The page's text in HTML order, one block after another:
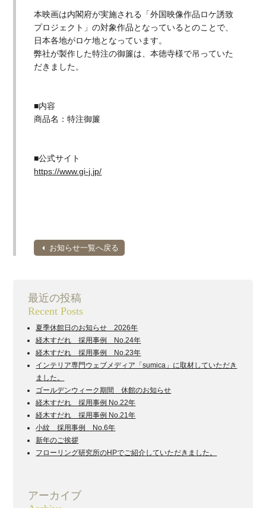
本映画は内閣府が実施される「外国映像作品ロケ誘致
プロジェクト」の対象作品となっているとのことで、
日本各地がロケ地となっています。
弊社が製作した特注の御簾は、本徳寺様で吊っていた
だきました。
■内容
商品名：特注御簾
■公式サイト
https://www.gi-j.jp/
お知らせ一覧へ戻る
最近の投稿
Recent Posts
夏季休館日のお知らせ 2026年
経木すだれ 採用事例 No.24年
経木すだれ 採用事例 No.23年
インテリア専門ウェブメディア「sumica」に取材していただき
ました。
ゴールデンウィーク期間 休館のお知らせ
経木すだれ 採用事例 No.22年
経木すだれ 採用事例 No.21年
小紋 採用事例 No.6年
新年のご挨拶
フローリング研究所のHPでご紹介していただきました。
アーカイブ